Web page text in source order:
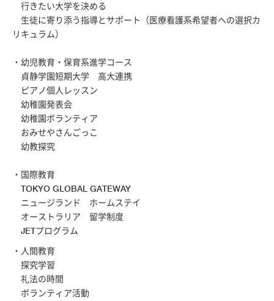
行きたい大学を決める
生徒に寄り添う指導とサポート（医療看護系希望者への選択カ
リキュラム）
・幼児教育・保育系進学コース
貞静学園短期大学 高大連携
ピアノ個人レッスン
幼稚園発表会
幼稚園ボランティア
おみせやさんごっこ
幼教探究
・国際教育
TOKYO GLOBAL GATEWAY
ニュージランド ホームステイ
オーストラリア 留学制度
JETプログラム
・人間教育
探究学習
礼法の時間
ボランティア活動